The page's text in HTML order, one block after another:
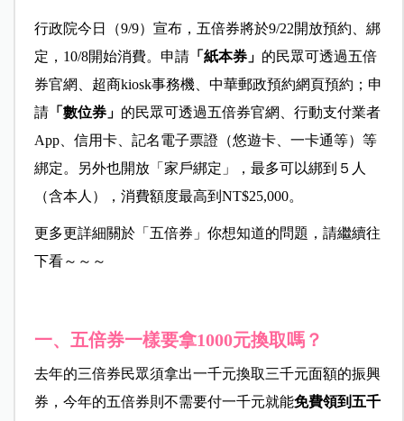
行政院今日（9/9）宣布，五倍券將於9/22開放預約、綁
定，10/8開始消費。申請「紙本券」 的民眾可透過五倍
券官網、超商kiosk事務機、中華郵政預約網頁預約；申
請「數位券」 的民眾可透過五倍券官網、行動支付業者
App、信用卡、記名電子票證（悠遊卡、一卡通等）等
綁定。另外也開放「家戶綁定」，最多可以綁到５人
（含本人），消費額度最高到NT$25,000。
更多更詳細關於「五倍券」你想知道的問題，請繼續往
下看～～～
一、五倍券一樣要拿1000元換取嗎？
去年的三倍券民眾須拿出一千元換取三千元面額的振興
券，今年的五倍券則不需要付一千元就能免費領到五千